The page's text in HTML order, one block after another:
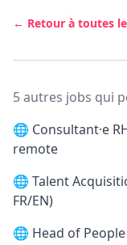
← Retour à toutes
5 autres jobs qui
🌐 Consultant·e
remote
🌐 Talent
FR/EN)
🌐 Head of People